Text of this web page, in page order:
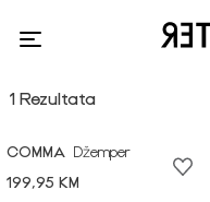
1 Rezultata
COMMA
Džemper
199,95 KM